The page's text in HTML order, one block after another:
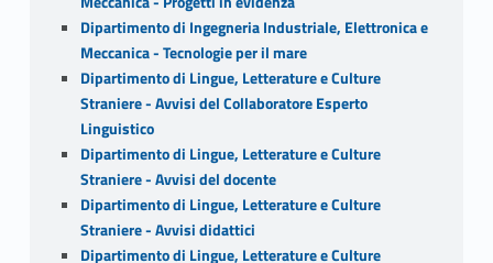
Dipartimento di Ingegneria Industriale, Elettronica e
Meccanica - Tecnologie per il mare
Dipartimento di Lingue, Letterature e Culture
Straniere - Avvisi del Collaboratore Esperto
Linguistico
Dipartimento di Lingue, Letterature e Culture
Straniere - Avvisi del docente
Dipartimento di Lingue, Letterature e Culture
Straniere - Avvisi didattici
Dipartimento di Lingue, Letterature e Culture